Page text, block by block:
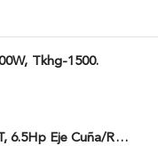
Tkhg-1500.
Motor Alterman Gasolina 4T, 6.5Hp Eje Cuña/Rosca 3/4", Xge65K.